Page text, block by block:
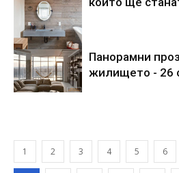
Панорамни
жилището - 26
1 2 3 4 5 6